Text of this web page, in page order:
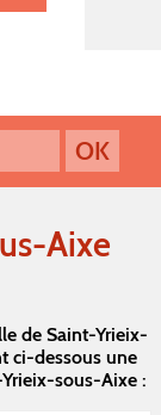
Aixe
de Saint-Yrieix-
ci-dessous une
sous-Aixe :